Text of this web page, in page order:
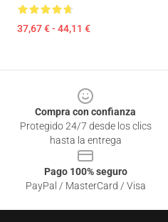
37,67 € - 44,11 €
Compra con confianza
Protegido 24/7 desde los clics
hasta la entrega
Pago 100% seguro
PayPal / MasterCard / Visa